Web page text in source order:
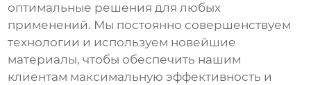
оптимальные решения для любых
применений. Мы постоянно совершенствуем
технологии и используем новейшие
материалы, чтобы обеспечить нашим
клиентам максимальную эффективность и